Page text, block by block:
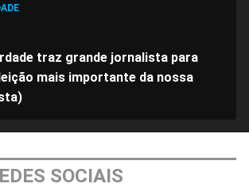
traz grande jornalista para
mais importante da nossa
SOCIAIS